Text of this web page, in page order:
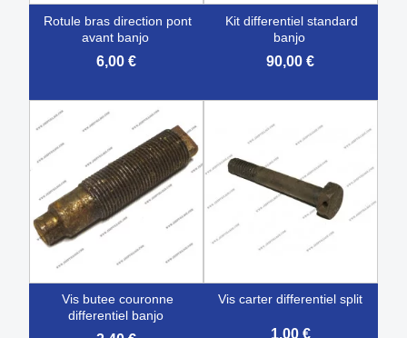
rotule bras direction pont
avant banjo
6,00 €
kit differentiel standard
banjo
90,00 €
vis butee couronne
differentiel banjo
vis carter differentiel split
1,00 €